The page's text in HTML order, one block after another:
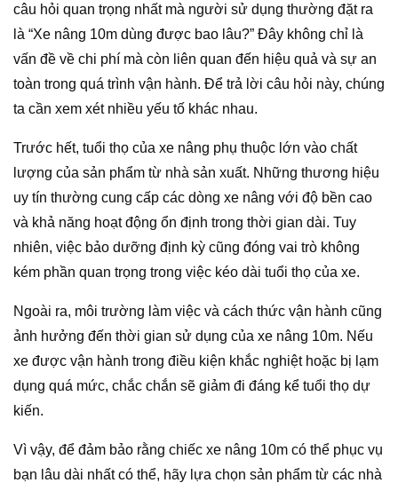
câu hỏi quan trọng nhất mà người sử dụng thường đặt ra
là “Xe nâng 10m dùng được bao lâu?” Đây không chỉ là
vấn đề về chi phí mà còn liên quan đến hiệu quả và sự an
toàn trong quá trình vận hành. Để trả lời câu hỏi này, chúng
ta cần xem xét nhiều yếu tố khác nhau.
Trước hết, tuổi thọ của xe nâng phụ thuộc lớn vào chất
lượng của sản phẩm từ nhà sản xuất. Những thương hiệu
uy tín thường cung cấp các dòng xe nâng với độ bền cao
và khả năng hoạt động ổn định trong thời gian dài. Tuy
nhiên, việc bảo dưỡng định kỳ cũng đóng vai trò không
kém phần quan trọng trong việc kéo dài tuổi thọ của xe.
Ngoài ra, môi trường làm việc và cách thức vận hành cũng
ảnh hưởng đến thời gian sử dụng của xe nâng 10m. Nếu
xe được vận hành trong điều kiện khắc nghiệt hoặc bị lạm
dụng quá mức, chắc chắn sẽ giảm đi đáng kể tuổi thọ dự
kiến.
Vì vậy, để đảm bảo rằng chiếc xe nâng 10m có thể phục vụ
bạn lâu dài nhất có thể, hãy lựa chọn sản phẩm từ các nhà